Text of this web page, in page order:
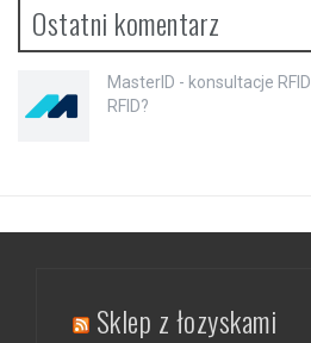
Ostatni komentarz
MasterID - konsultacje RFID
RFID?
Sklep z łozyskami